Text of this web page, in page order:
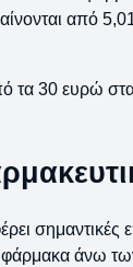
από 5,01
30 ευρώ στα
σημαντικές
φάρμακα